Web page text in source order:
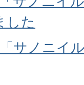
した
サノニイ